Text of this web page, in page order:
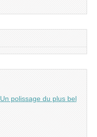
Un polissage du plus bel